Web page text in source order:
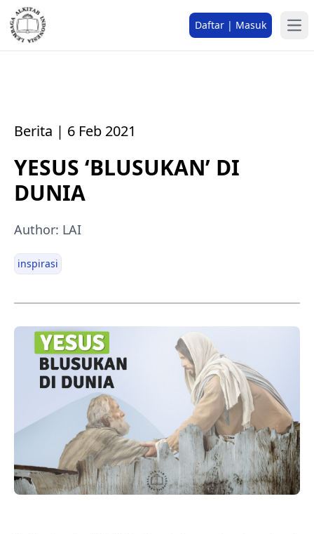
Daftar | Masuk
Berita | 6 Feb 2021
YESUS ‘BLUSUKAN’ DI
DUNIA
Author: LAI
inspirasi